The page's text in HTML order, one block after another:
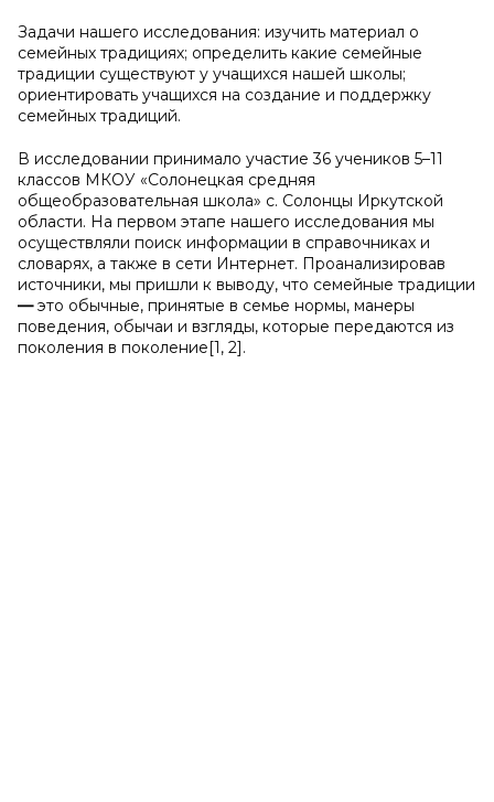
Задачи нашего исследования: изучить материал о
семейных традициях; определить какие семейные
традиции существуют у учащихся нашей школы;
ориентировать учащихся на создание и поддержку
семейных традиций.
В исследовании принимало участие 36 учеников 5–11
классов МКОУ «Солонецкая средняя
общеобразовательная школа» с. Солонцы Иркутской
области. На первом этапе нашего исследования мы
осуществляли поиск информации в справочниках и
словарях, а также в сети Интернет. Проанализировав
источники, мы пришли к выводу, что семейные традиции
—это обычные, принятые в семье нормы, манеры
поведения, обычаи и взгляды, которые передаются из
поколения в поколение[1, 2].